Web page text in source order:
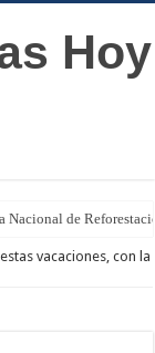
Nacional de
vacaciones, con la